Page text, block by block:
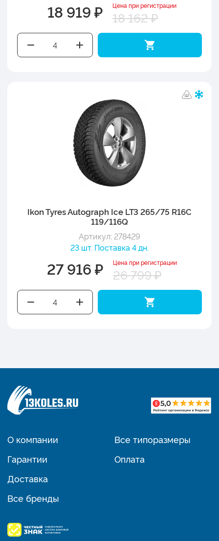
18 919 ₽ Цена при регистрации
18 162 ₽
Ikon Tyres Autograph Ice LT3 265/75 R16C
119/116Q
Артикул: 278429
23 шт. Поставка 4 дн.
27 916 ₽ Цена при регистрации
26 799 ₽
О компании
Гарантии
Доставка
Все бренды
Все типоразмеры
Оплата